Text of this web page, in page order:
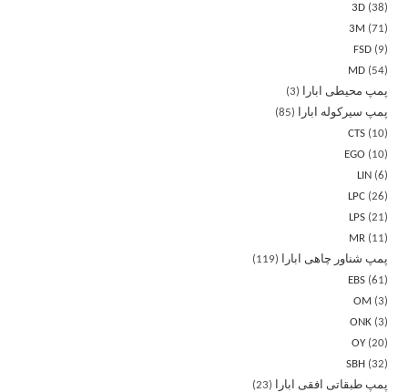
3D 38
3M
71
FSD
9
MD
54
پمپ محیطی ابارا
3
پمپ سیرکوله ابارا
85
CTS
10
EGO
10
LIN
6
LPC 26
LPS 21
MR
11
پمپ شناور چاهی ابارا
119
EBS 61
OM
3
ONK 3
OY 20
SBH
32
پمپ طبقاتی افقی ابارا
23